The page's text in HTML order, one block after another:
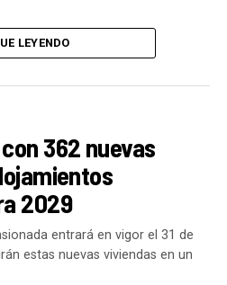
¿qué balance
PSE en tus áreas dentro
y qué proyectos
y mejorar la vida
tan importante como la
responsabilidad es la
cuáles son las prioridades
LEYENDO
362 nuevas
2029
entrará en vigor el 31 de
estas nuevas viviendas en un